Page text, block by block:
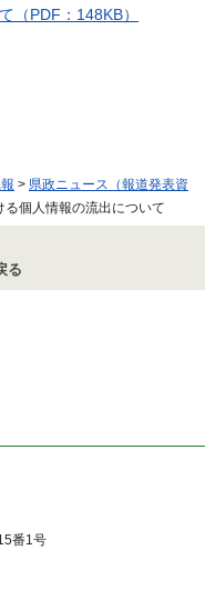
（PDF：148KB）
> 県政ニュース（報道発表資
る個人情報の流出について
る
番1号